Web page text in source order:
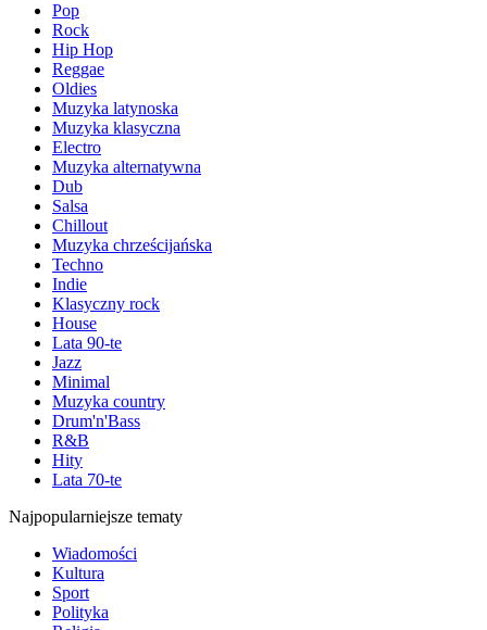
Pop
Rock
Hip Hop
Reggae
Oldies
Muzyka latynoska
Muzyka klasyczna
Electro
Muzyka alternatywna
Dub
Salsa
Chillout
Muzyka chrześcijańska
Techno
Indie
Klasyczny rock
House
Lata 90-te
Jazz
Minimal
Muzyka country
Drum'n'Bass
R&B
Hity
Lata 70-te
Najpopularniejsze tematy
Wiadomości
Kultura
Sport
Polityka